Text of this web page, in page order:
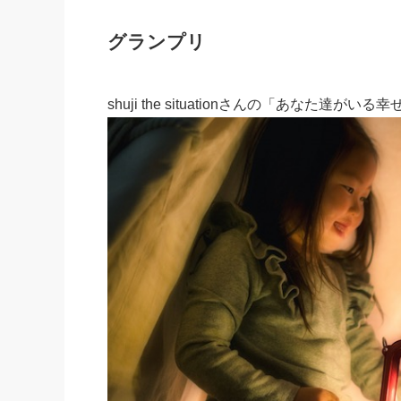
グランプリ
shuji the situationさんの「あなた達がいる幸